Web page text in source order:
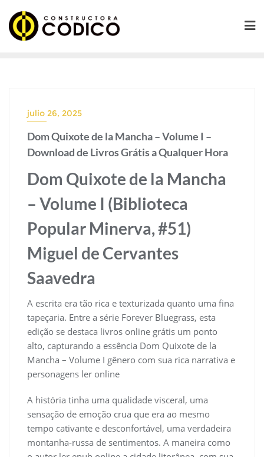
contenido
julio 26, 2025
Dom Quixote de la Mancha – Volume I –
Download de Livros Grátis a Qualquer Hora
Dom Quixote de la Mancha
– Volume I (Biblioteca
Popular Minerva, #51)
Miguel de Cervantes
Saavedra
A escrita era tão rica e texturizada quanto uma fina
tapeçaria. Entre a série Forever Bluegrass, esta
edição se destaca livros online grátis um ponto
alto, capturando a essência Dom Quixote de la
Mancha – Volume I gênero com sua rica narrativa e
personagens ler online
A história tinha uma qualidade visceral, uma
sensação de emoção crua que era ao mesmo
tempo cativante e desconfortável, uma verdadeira
montanha-russa de sentimentos. A maneira como